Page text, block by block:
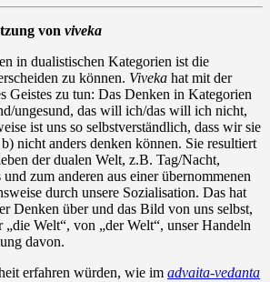
von viveka
in dualistischen Kategorien ist die
zu können. Viveka hat mit der
Geistes zu tun: Das Denken in Kategorien
ungesund, das will ich/das will ich nicht,
ist uns so selbstverständlich, dass wir sie
nicht anders denken können. Sie resultiert
der dualen Welt, z.B. Tag/Nacht,
zum anderen aus einer übernommenen
durch unsere Sozialisation. Das hat
Denken über und das Bild von uns selbst,
„die Welt“, von „der Welt“, unser Handeln
davon.
erfahren würden, wie im advaita-vedanta